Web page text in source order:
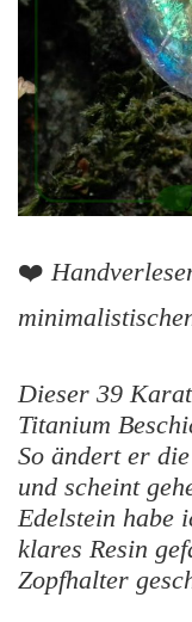
❤️
Dieser 39
Titanium
So ändert er
und scheint
Edelstein habe
klares Resin
Zopfhalter